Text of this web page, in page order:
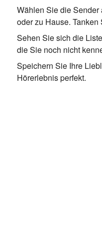
Wählen Sie die
oder zu Hause.
Sehen Sie sich die
die Sie noch nicht
Speichern Sie Ihre
Hörerlebnis perfekt.